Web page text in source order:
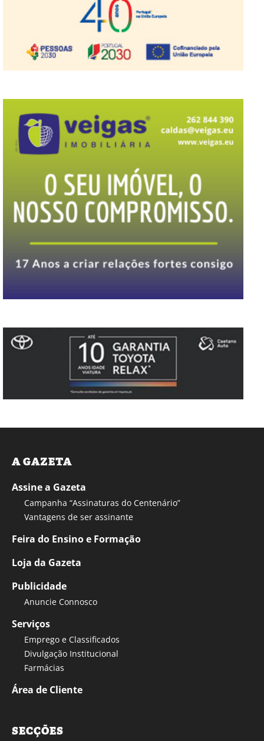
A GAZETA
Assine a Gazeta
Campanha “Assinaturas do Centenário”
Vantagens de ser assinante
Feira do Ensino e Formação
Loja da Gazeta
Publicidade
Anuncie Connosco
Serviços
Emprego e Classificados
Divulgação Institucional
Farmácias
Área de Cliente
SECÇÕES